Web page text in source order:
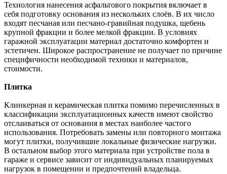
Технология нанесения асфальтового покрытия включает в
себя подготовку основания из нескольких слоёв. В их число
входят песчаная или песчано-гравийная подушка, щебень
крупной фракции и более мелкой фракции. В условиях
гаражной эксплуатации материал достаточно комфортен и
эстетичен. Широкое распространение не получает по причине
специфичности необходимой техники и материалов,
стоимости.
Плитка
Клинкерная и керамическая плитка помимо перечисленных в
классификации эксплуатационных качеств имеют свойство
отслаиваться от основания в местах наиболее частого
использования. Потребовать замены или повторного монтажа
могут плитки, получившие локальные физические нагрузки.
В остальном выбор этого материала при устройстве пола в
гараже и сервисе зависит от индивидуальных планируемых
нагрузок в помещении и предпочтений владельца.